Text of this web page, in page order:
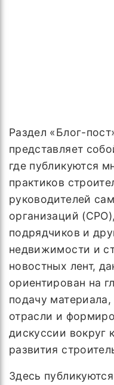
Раздел «Блог-
представляет
где публикуются
практиков
руководителей
организаций
подрядчиков и
недвижимости и
новостных лент,
ориентирован на
подачу
отрасли и
дискуссии вокруг
развития
Здесь